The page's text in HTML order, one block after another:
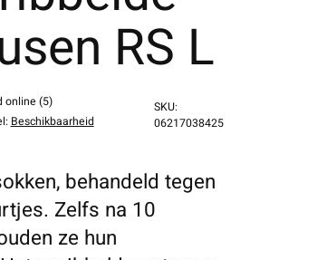
RS L
online (5)
: Beschikbaarheid
SKU:
06217038425
behandeld tegen
Zelfs na 10
ze hun